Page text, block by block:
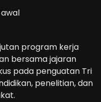
program kerja
bersama jajaran
pada penguatan Tri
penelitian, dan